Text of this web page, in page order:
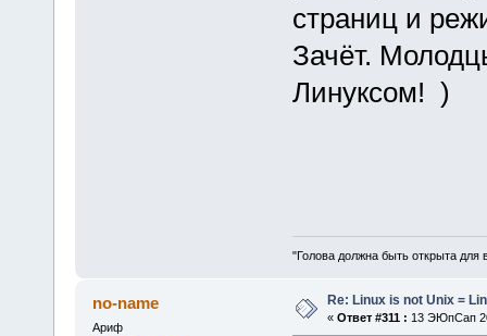
страниц и
Зачёт.
Линуксом! )
"Голова должна быть открыта
no-name
Ариф
Re: Linux is not Unix =
« Ответ #311 : 13 ЭЮпСап